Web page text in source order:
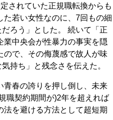
されていた正規職転換からも
た若い女性なのに、7回もの細
ろう」とした。 続いて「正
業中央会が性暴力の事実を隠
ので、その侮蔑感で故人が味
持ち」と残念さを伝えた。
青春の誇りを押し倒し、未来
職契約期間が)2年を超えれば
を避ける方法として超短期